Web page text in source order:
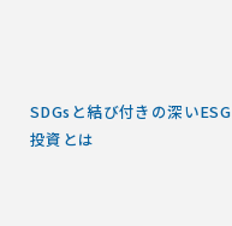
SDGsと結び付きの深いESG
投資とは